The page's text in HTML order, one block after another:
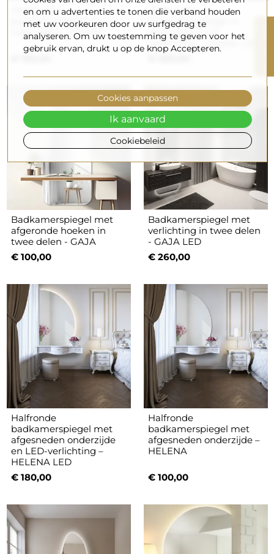
Halfronde
badkamerspiegel in
twee delen - FRANK
Halfronde
badkamerspiegel in
twee delen met
verlichting - FRANK LED
Badkamerspiegel met
afgeronde hoeken in
twee delen - GAJA
€ 100,00
Badkamerspiegel met
verlichting in twee delen
- GAJA LED
€ 260,00
Halfronde
badkamerspiegel met
afgesneden onderzijde
en LED-verlichting –
HELENA LED
€ 180,00
Halfronde
badkamerspiegel met
afgesneden onderzijde –
HELENA
€ 100,00
en om u advertenties te tonen die verband houden
met uw voorkeuren door uw surfgedrag te
analyseren. Om uw toestemming te geven voor het
gebruik ervan, drukt u op de knop Accepteren.
Cookiebeleid
Cookies aanpassen
Ik aanvaard